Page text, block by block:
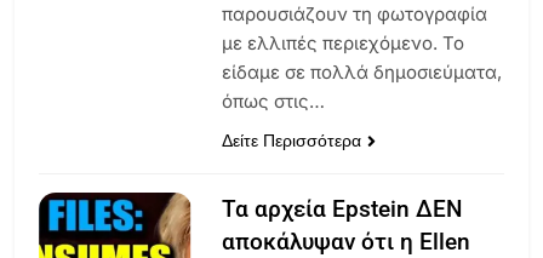
παρουσιάζουν τη φωτογραφία
με ελλιπές περιεχόμενο. Το
είδαμε σε πολλά δημοσιεύματα,
όπως στις…
Δείτε Περισσότερα
Τα αρχεία Epstein ΔΕΝ
αποκάλυψαν ότι η Ellen